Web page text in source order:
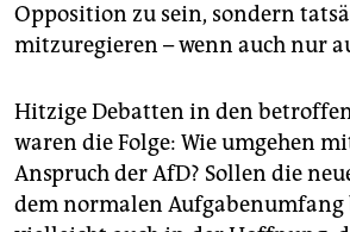
Opposition zu sein, sondern
mitzuregieren – wenn auch nur
Hitzige Debatten in den
waren die Folge: Wie umgehen
Anspruch der AfD? Sollen die
dem normalen Aufgabenumfang